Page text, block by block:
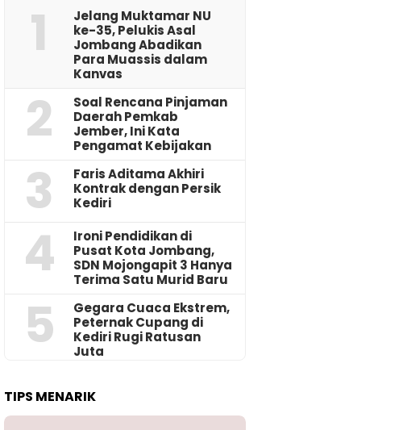
1
Jelang Muktamar NU
ke-35, Pelukis Asal
Jombang Abadikan
Para Muassis dalam
Kanvas
2
‎Soal Rencana Pinjaman
Daerah Pemkab
Jember, Ini Kata
Pengamat Kebijakan ‎
3
Faris Aditama Akhiri
Kontrak dengan Persik
Kediri
4
Ironi Pendidikan di
Pusat Kota Jombang,
SDN Mojongapit 3 Hanya
Terima Satu Murid Baru
5
‎Gegara Cuaca Ekstrem,
Peternak Cupang di
Kediri Rugi Ratusan
Juta
TIPS MENARIK